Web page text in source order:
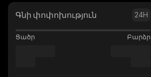
Գնի փոփոխություն 24H
Ցածր Բարձր